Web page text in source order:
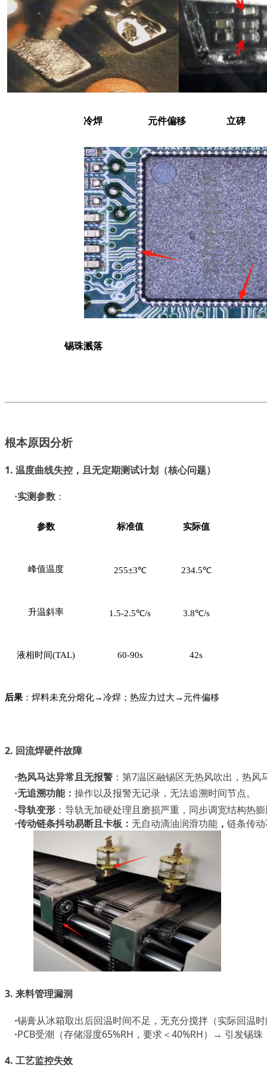
冷焊 元件偏移
锡珠溅落
根本原因分析
1. 温度曲线失控 ， 且无定期测试计划 （核心问题）
·实测参数 ：
参数 标准值 实际值
峰值温度 255±3℃ 234.5℃
升温斜率 1.5-2.5℃/s 3.8℃/s
液相时间(TAL) 60-90s 42s
后果 ：焊料未充分熔化→冷焊；热应力过大→元件偏移
2. 回流焊硬件故障
·热风马达异常 且无报警 ：第7温区融锡区无热风吹出，热风
·无追溯功能： 操作以及报警无记录，无法追溯时间节点。
·导轨变形 ： 导轨无加硬处理且磨损严重，同步调宽结构热
·传动链条抖动易断且卡板： 无自动滴油润滑功能 ， 链条传
3. 来料管理漏洞
·锡膏从冰箱取出后回温时间不足 ， 无充分搅拌 （实际回温时
·PCB受潮（存储湿度65%RH，要求＜40%RH）→ 引发锡珠
4. 工艺监控失效